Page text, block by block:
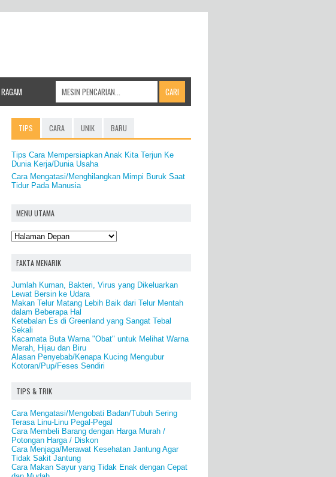
RAGAM
TIPS CARA UNIK BARU
Tips Cara Mempersiapkan Anak Kita Terjun Ke
Dunia Kerja/Dunia Usaha
Cara Mengatasi/Menghilangkan Mimpi Buruk Saat
Tidur Pada Manusia
MENU UTAMA
FAKTA MENARIK
Jumlah Kuman, Bakteri, Virus yang Dikeluarkan
Lewat Bersin ke Udara
Makan Telur Matang Lebih Baik dari Telur Mentah
dalam Beberapa Hal
Ketebalan Es di Greenland yang Sangat Tebal
Sekali
Kacamata Buta Warna "Obat" untuk Melihat Warna
Merah, Hijau dan Biru
Alasan Penyebab/Kenapa Kucing Mengubur
Kotoran/Pup/Feses Sendiri
TIPS & TRIK
Cara Mengatasi/Mengobati Badan/Tubuh Sering
Terasa Linu-Linu Pegal-Pegal
Cara Membeli Barang dengan Harga Murah /
Potongan Harga / Diskon
Cara Menjaga/Merawat Kesehatan Jantung Agar
Tidak Sakit Jantung
Cara Makan Sayur yang Tidak Enak dengan Cepat